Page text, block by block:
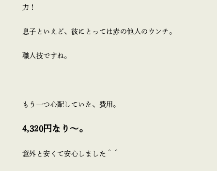
力！
息子といえど、彼にとっては赤の他人のウンチ。
職人技ですね。
もう一つ心配していた、費用。
4,320円なり～。
意外と安くて安心しました＾＾